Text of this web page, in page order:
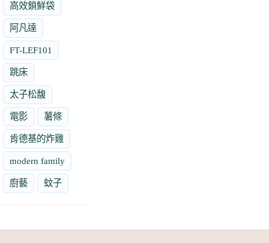
高效鎖鮮袋
阿凡達
FT-LEF101
跳床
太子松馥
電影 薯條
肯德基的炸雞
modern family
廚藝 蚊子